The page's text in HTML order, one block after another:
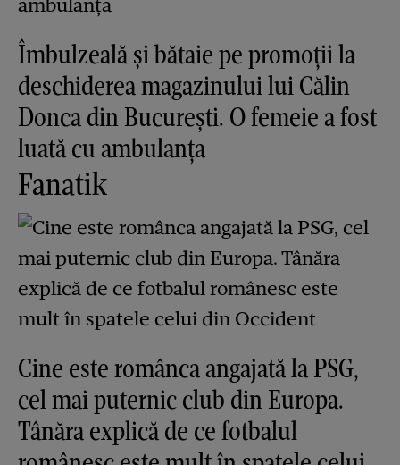
Îmbulzeală și bătaie pe promoții la
deschiderea magazinului lui Călin
Donca din București. O femeie a fost
luată cu ambulanța
Fanatik
Cine este românca angajată la PSG,
cel mai puternic club din Europa.
Tânăra explică de ce fotbalul